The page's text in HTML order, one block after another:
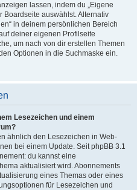
lassen, indem du „Eigene
Boardseite auswählst. Alternativ
in deinem persönlichen Bereich
deiner eigenen Profilseite
um nach von dir erstellen Themen
Optionen in die Suchmaske ein.
Lesezeichen und einem
ähnlich den Lesezeichen in Web-
bei einem Update. Seit phpBB 3.1
du kannst eine
aktualisiert wird. Abonnements
eines Themas oder eines
für Lesezeichen und